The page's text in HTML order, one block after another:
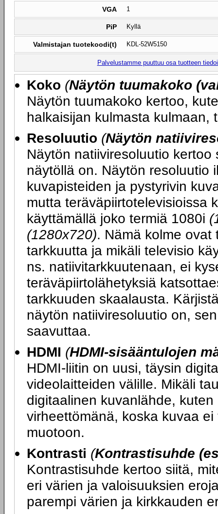
VGA 1
PiP Kyllä
Valmistajan tuotekoodi(t) KDL-52W5150
Palvelustamme puuttuu osa tuotteen
Koko (Näytön tuumakoko
Näytön tuumakoko kertoo,
halkaisijan kulmasta kulmaan,
Resoluutio (Näytön
Näytön natiiviresoluutio
näytöllä on. Näytön resoluutio
kuvapisteiden ja pystyrivin
mutta teräväpiirtotelevisioissa
käyttämällä joko termiä 1080i
(1280x720). Nämä kolme ovat
tarkkuutta ja mikäli televisio
ns. natiivitarkkuutenaan, ei
teräväpiirtolähetyksiä
tarkkuuden skaalausta.
näytön natiiviresoluutio on,
saavuttaa.
HDMI (HDMI-sisääntulojen
HDMI-liitin on uusi, täysin
videolaitteiden välille. Mikäli
digitaalinen kuvanlähde,
virheettömänä, koska kuvaa
muotoon.
Kontrasti (Kontrastisuhde
Kontrastisuhde kertoo siitä,
eri värien ja valoisuuksien
parempi värien ja kirkkauden